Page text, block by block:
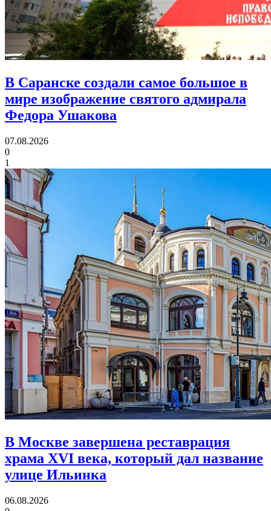
В Саранске создали самое большое в
мире изображение святого адмирала
Федора Ушакова
07.08.2026
0
1
В Москве завершена реставрация
храма XVI века, который дал название
улице Ильинка
06.08.2026